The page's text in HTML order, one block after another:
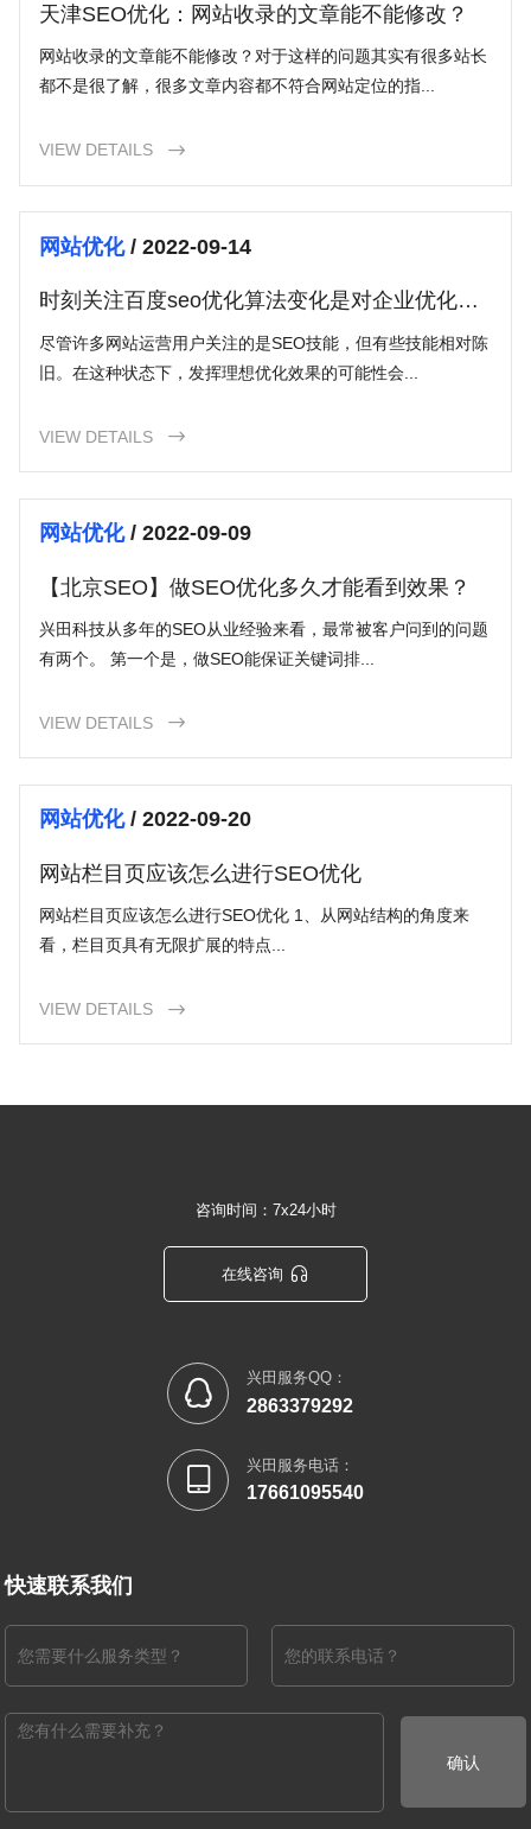
天津SEO优化：网站收录的文章能不能修改？
网站收录的文章能不能修改？对于这样的问题其实有很多站长
都不是很了解，很多文章内容都不符合网站定位的指...
VIEW DETAILS 
网站优化/ 2022-09-14
时刻关注百度seo优化算法变化是对企业优化服
务的负责
尽管许多网站运营用户关注的是SEO技能，但有些技能相对陈
旧。在这种状态下，发挥理想优化效果的可能性会...
VIEW DETAILS 
网站优化/ 2022-09-09
【北京SEO】做SEO优化多久才能看到效果？
兴田科技从多年的SEO从业经验来看，最常被客户问到的问题
有两个。 第一个是，做SEO能保证关键词排...
VIEW DETAILS 
网站优化/ 2022-09-20
网站栏目页应该怎么进行SEO优化
网站栏目页应该怎么进行SEO优化 1、从网站结构的角度来
看，栏目页具有无限扩展的特点...
VIEW DETAILS 
咨询时间：7x24小时
在线咨询 
 兴田服务QQ：
2863379292
 兴田服务电话：
17661095540
快速联系我们
确认